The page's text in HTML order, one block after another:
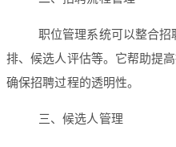
职位管理系统可以整合招
排、候选人评估等。它帮助提
确保招聘过程的透明性。
三、候选人管理